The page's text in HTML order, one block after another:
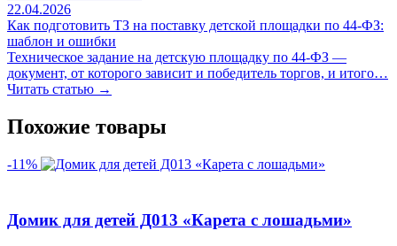
22.04.2026
Как подготовить ТЗ на поставку детской площадки по 44-ФЗ:
шаблон и ошибки
Техническое задание на детскую площадку по 44-ФЗ —
документ, от которого зависит и победитель торгов, и итого…
Читать статью →
Похожие товары
-11%
Домик для детей Д013 «Карета с лошадьми»